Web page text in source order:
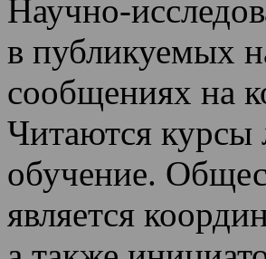
Научно-
в публикуемых
сообщениях на
Читаются курсы
обучение.
является